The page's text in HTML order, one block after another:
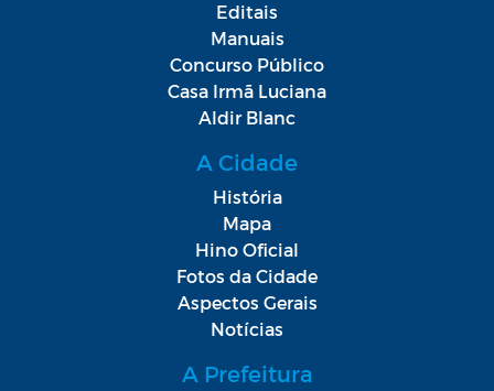
Editais
Manuais
Concurso Público
Casa Irmã Luciana
Aldir Blanc
A Cidade
História
Mapa
Hino Oficial
Fotos da Cidade
Aspectos Gerais
Notícias
A Prefeitura